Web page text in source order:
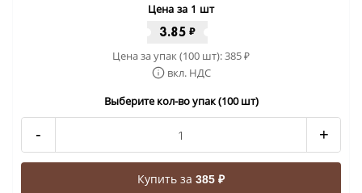
Цена за 1 шт
3.85 ₽
Цена за упак (100 шт):385₽
вкл. НДС
Выберите кол-во упак (100 шт)
- +
Купить за 385 ₽